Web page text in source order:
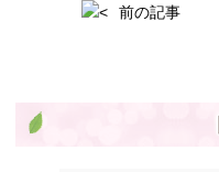
前の記事